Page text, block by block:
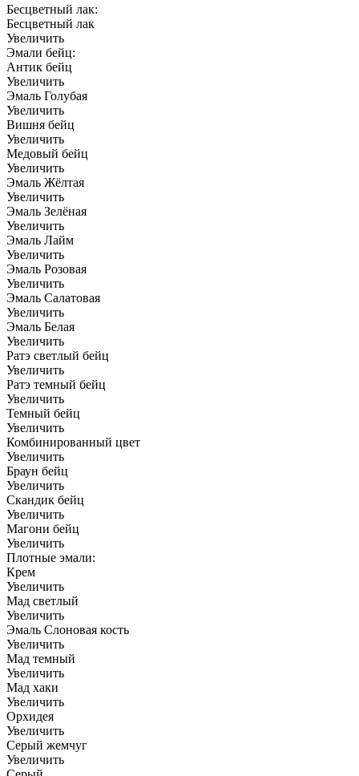
Бесцветный лак:
Бесцветный лак
Увеличить
Эмали бейц:
Антик бейц
Увеличить
Эмаль Голубая
Увеличить
Вишня бейц
Увеличить
Медовый бейц
Увеличить
Эмаль Жёлтая
Увеличить
Эмаль Зелёная
Увеличить
Эмаль Лайм
Увеличить
Эмаль Розовая
Увеличить
Эмаль Салатовая
Увеличить
Эмаль Белая
Увеличить
Ратэ светлый бейц
Увеличить
Ратэ темный бейц
Увеличить
Темный бейц
Увеличить
Комбинированный цвет
Увеличить
Браун бейц
Увеличить
Скандик бейц
Увеличить
Магони бейц
Увеличить
Плотные эмали:
Крем
Увеличить
Мад светлый
Увеличить
Эмаль Слоновая кость
Увеличить
Мад темный
Увеличить
Мад хаки
Увеличить
Орхидея
Увеличить
Серый жемчуг
Увеличить